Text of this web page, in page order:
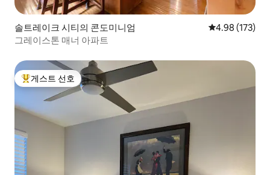
솔트레이크 시티의 콘도미니엄 평점 4.98점(5
4.98 (173)
그레이스톤 매너 아파트
상위 게스트 선호
게스트 선호